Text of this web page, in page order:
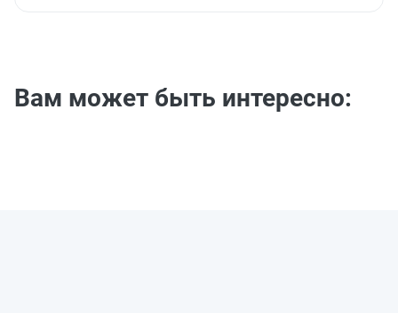
Вам может быть интересно: